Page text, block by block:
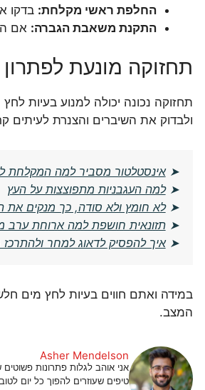
החלפת ראשי מקלחת: בדקו
התקנת משאבת הגברה: אם
תחזוקה מונעת
תחזוקה נכונה יכולה למנוע בעיות
ולבדוק את השיברים והצנרת לעיתים
➤אינסטלטור מסביר למה המקלחת
➤למה העגבניות מתפוצצות על העץ
➤לא חומץ ולא סודה, כך מנקים את
➤תזונאית חושפת למה ארוחת ערב
➤איך להפסיק לדאוג למחר ולהתרכז
במידה ואתם חווים בעיות לחץ מים
המצב.
Asher Mendelson
אני אוהב לגלות פתרונות
טיפים שעוזרים להפוך כל יום